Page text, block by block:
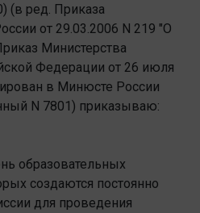
(в ред. Приказа
от 29.03.2006 N 219 "О
Министерства
Федерации от 26 июля
в Минюсте России
N 7801) приказываю:
образовательных
создаются постоянно
для проведения